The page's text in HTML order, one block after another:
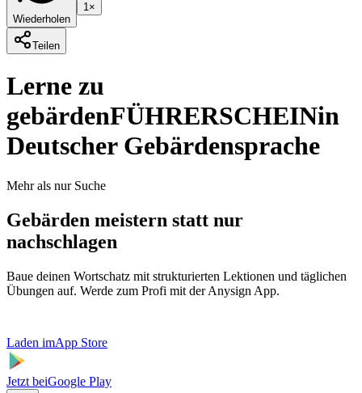
Wiederholen
1×
Teilen
Lerne zu
gebärdenFÜHRERSCHEINin
Deutscher Gebärdensprache
Mehr als nur Suche
Gebärden meistern statt nur
nachschlagen
Baue deinen Wortschatz mit strukturierten Lektionen und täglichen
Übungen auf. Werde zum Profi mit der Anysign App.
Laden imApp Store
Jetzt beiGoogle Play